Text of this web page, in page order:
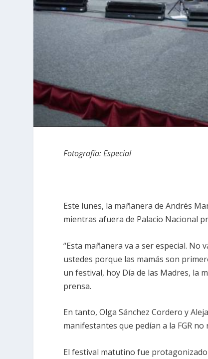
Fotografía: Especial
Este lunes, la mañanera de Andrés
mientras afuera de Palacio Nacional
“Esta mañanera va a ser especial.
ustedes porque las mamás son
un festival, hoy Día de las Madres, la
prensa.
En tanto, Olga Sánchez Cordero y
manifestantes que pedían a la FGR
El festival matutino fue